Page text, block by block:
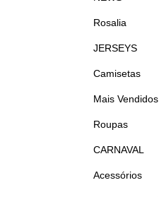
Rosalia
JERSEYS
Camisetas
Mais Vendidos
Roupas
CARNAVAL
Acessórios